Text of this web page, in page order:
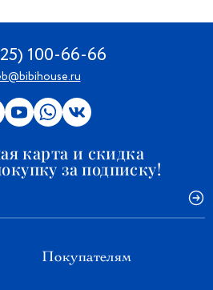
100-66-66
карта и скидка
за подписку!
Покупателям